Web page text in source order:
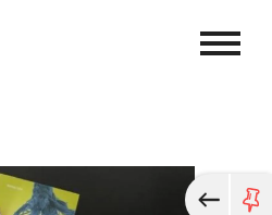
Kalaidos Fachhochschule Schweiz